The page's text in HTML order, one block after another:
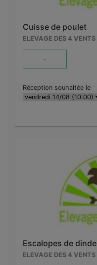
Cuisse de poulet
ELEVAGE DES 4 VENTS
-
Réception souhaitée le
Escalopes de dinde
ELEVAGE DES 4 VENTS